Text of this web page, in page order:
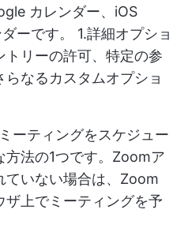
カレンダー、iOS
ーです。 1.詳細オプショ
リーの許可、特定の参
なるカスタムオプショ
ーティングをスケジュー
方法の1つです。Zoomア
ていない場合は、Zoom
ザ上でミーティングを予